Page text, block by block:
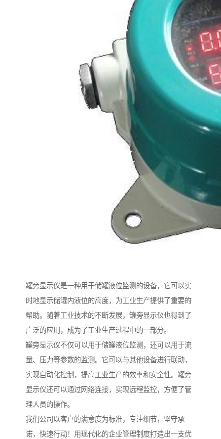
罐旁显示仪是一种用于储罐液位监测的设备，它可以实
时地显示储罐内液位的高度，为工业生产提供了重要的
帮助。随着工业技术的不断发展，罐旁显示仪也得到了
广泛的应用，成为了工业生产过程中的一部分。
罐旁显示仪不仅可以用于储罐液位监测，还可以用于流
量、压力等参数的监测。它可以与其他设备进行联动，
实现自动化控制，提高工业生产的效率和安全性。罐旁
显示仪还可以通过网络连接，实现远程监控，方便了管
理人员的操作。
我们公司以客户的满意度为标准，专注细节，坚守承
诺，快速行动！用现代化的企业管理制度打造出一支优